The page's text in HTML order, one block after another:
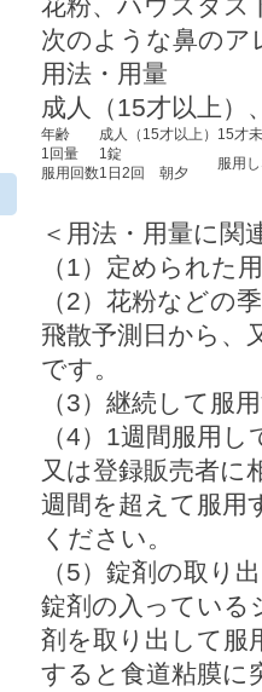
次のような鼻のア
用法・用量
成人（15才以上）
年齢 成人（15才以上） 15才
1回量
1錠
服用
服用回数1日2回 朝夕
＜用法・用量に関
（1）定められた
（2）花粉などの
飛散予測日から、
です。
（3）継続して服
（4）1週間服用
又は登録販売者に
週間を超えて服用
ください。
（5）錠剤の取り
錠剤の入っている
剤を取り出して服
すると食道粘膜に